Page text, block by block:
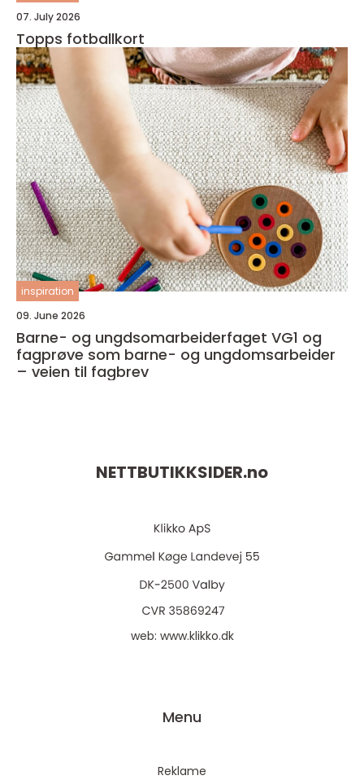
07. July 2026
Topps fotballkort
inspiration
09. June 2026
Barne- og ungdsomarbeiderfaget VG1 og
fagprøve som barne- og ungdomsarbeider
– veien til fagbrev
NETTBUTIKKSIDER.no
web: www.klikko.dk
Menu
Reklame